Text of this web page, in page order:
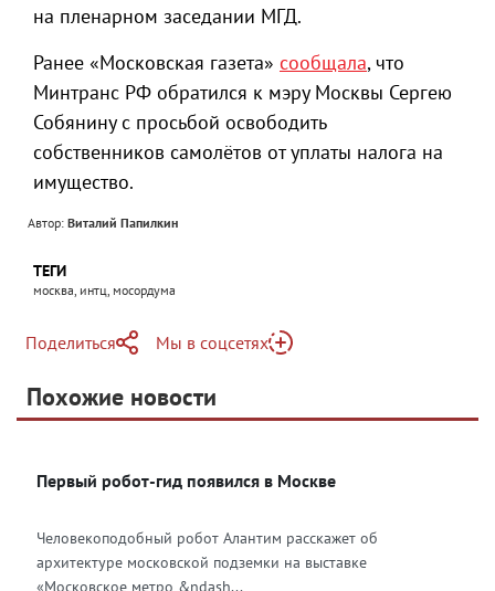
на пленарном заседании МГД.
Ранее «Московская газета» сообщала, что
Минтранс РФ обратился к мэру Москвы Сергею
Собянину с просьбой освободить
собственников самолётов от уплаты налога на
имущество.
Автор: Виталий Папилкин
ТЕГИ
москва, интц, мосордума
Поделиться
Telegram
Одноклассники
Мы в соцсетях
Яндекс Дзен
Похожие новости
Первый робот-гид появился в Москве
Человекоподобный робот Алантим расскажет об
архитектуре московской подземки на выставке
«Московское метро &ndash...